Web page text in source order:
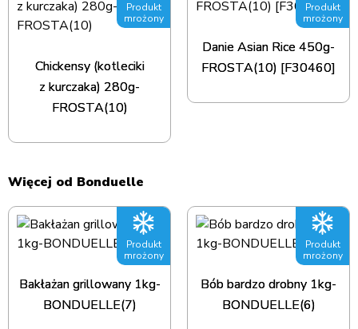
Produkt
mrożony
Chickensy (kotleciki
z kurczaka) 280g-
FROSTA(10)
Produkt
mrożony
Danie Asian Rice 450g-
FROSTA(10) [F30460]
Więcej od Bonduelle
Produkt
mrożony
Bakłażan grillowany 1kg-
BONDUELLE(7)
Produkt
mrożony
Bób bardzo drobny 1kg-
BONDUELLE(6)